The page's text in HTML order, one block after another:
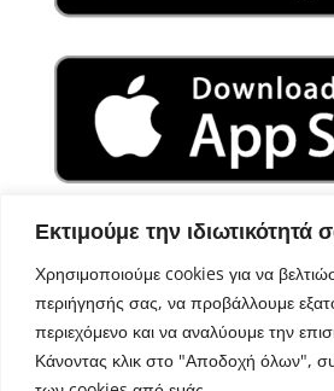
Εκτιμούμε την ιδιωτικότητά
Χρησιμοποιούμε cookies για να
περιήγησής σας, να προβάλλουμε
περιεχόμενο και να αναλύουμε την
Κάνοντας κλικ στο "Αποδοχή όλων",